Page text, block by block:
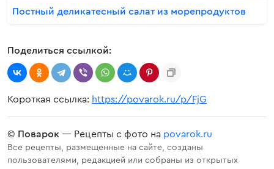
Постный деликатесный салат из морепродуктов
Поделиться ссылкой:
Короткая ссылка: https://povarok.ru/p/FjG
© Поварок — Рецепты с фото на povarok.ru
Все рецепты, размещенные на сайте, созданы
пользователями, редакцией или собраны из открытых